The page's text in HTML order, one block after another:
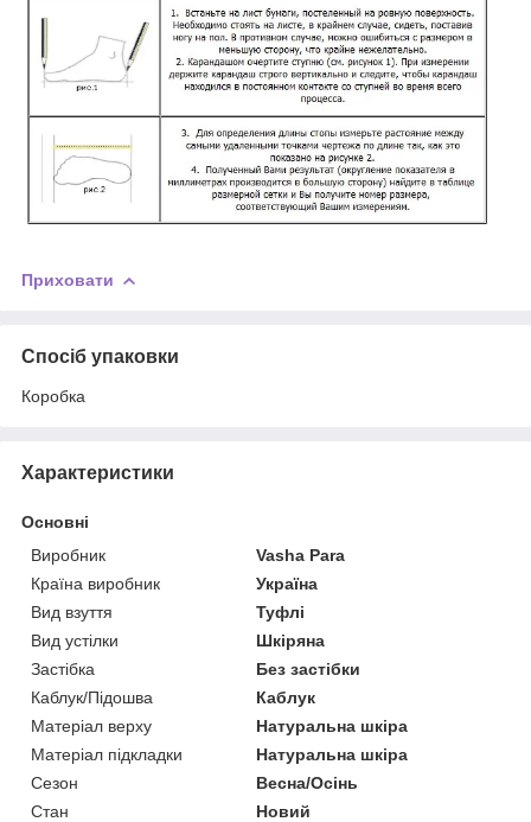
Приховати
Спосіб упаковки
Коробка
Характеристики
Основні
Виробник
Vasha Para
Країна виробник
Україна
Вид взуття
Туфлі
Вид устілки
Шкіряна
Застібка
Без застібки
Каблук/Підошва
Каблук
Матеріал верху
Натуральна шкіра
Матеріал підкладки
Натуральна шкіра
Сезон
Весна/Осінь
Стан
Новий